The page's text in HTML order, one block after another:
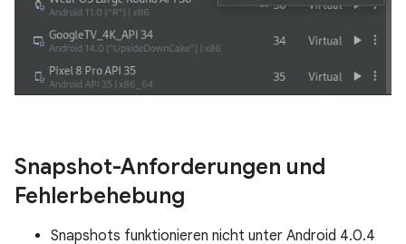
Snapshot-Anforderungen und
Fehlerbehebung
Snapshots funktionieren nicht unter Android 4.0.4